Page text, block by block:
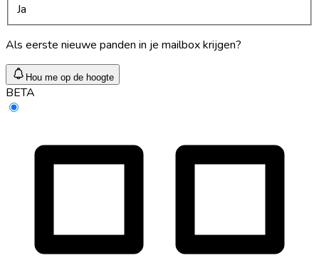
Ja
Als eerste nieuwe panden in je mailbox krijgen?
Hou me op de hoogte
BETA